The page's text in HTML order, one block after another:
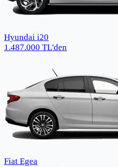
Hyundai i20
1.487.000 TL'den
Fiat Egea